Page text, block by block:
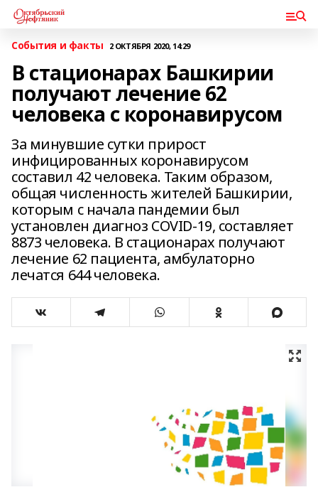
События и факты 2 ОКТЯБРЯ 2020, 14:29
В стационарах Башкирии
получают лечение 62
человека с коронавирусом
За минувшие сутки прирост
инфицированных коронавирусом
составил 42 человека. Таким образом,
общая численность жителей Башкирии,
которым с начала пандемии был
установлен диагноз COVID-19, составляет
8873 человека. В стационарах получают
лечение 62 пациента, амбулаторно
лечатся 644 человека.